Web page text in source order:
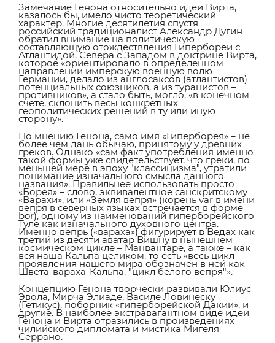
Замечание Генона относительно идеи Вирта,
казалось бы, имело чисто теоретический
характер. Многие десятилетия спустя
российский традиционалист Александр Дугин
обратил внимание на политическую
составляющую отождествления Гипербореи с
Атлантидой, Севера с Западом в доктрине Вирта,
которое «ориентировало в определенном
направлении имперскую военную волю
Германии, делало из англосаксов (атлантистов)
потенциальных союзников, а из туранистов –
противников», а стало быть, могло, «в конечном
счете, склонить весы конкретных
геополитических решений в ту или иную
сторону».
По мнению Генона, само имя «Гиперборея» – не
более чем дань обычаю, принятому у древних
греков. Однако «сам факт употребления именно
такой формы уже свидетельствует, что греки, по
меньшей мере в эпоху "классицизма", утратили
понимание изначального смысла данного
названия». Правильнее использовать просто
«Борея» – слово, эквивалентное санскритскому
«Варахи», или «Земля вепря» (корень var в имени
вепря в северных языках встречается в форме
bor), одному из наименований гиперборейского
Туле как изначального духовного центра.
Именно вепрь («вараха») фигурирует в Ведах как
третий из десяти аватар Вишну в нынешнем
космическом цикле – Манвантаре, а также – как
вся наша Кальпа целиком, то есть «весь цикл
проявления нашего мира обозначен в ней как
Швета-вараха-Кальпа, "цикл белого вепря"».
Концепцию Генона творчески развивали Юлиус
Эвола, Мирча Элиаде, Василе Ловинеску
(Гетикус), поборник «гиперборейской Дакии», и
другие. В наиболее экстравагантном виде идеи
Генона и Вирта отразились в произведениях
чилийского дипломата и мистика Мигеля
Серрано.